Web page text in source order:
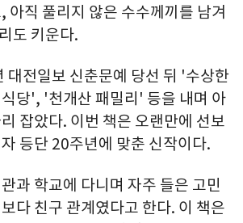
아직 풀리지 않은 수수께끼를 남겨
도 키운다.
대전일보 신춘문예 당선 뒤 '수상한
당', '천개산 패밀리' 등을 내며 아
잡았다. 이번 책은 오랜만에 선보
등단 20주년에 맞춘 신작이다.
과 학교에 다니며 자주 들은 고민
다 친구 관계였다고 한다. 이 책은